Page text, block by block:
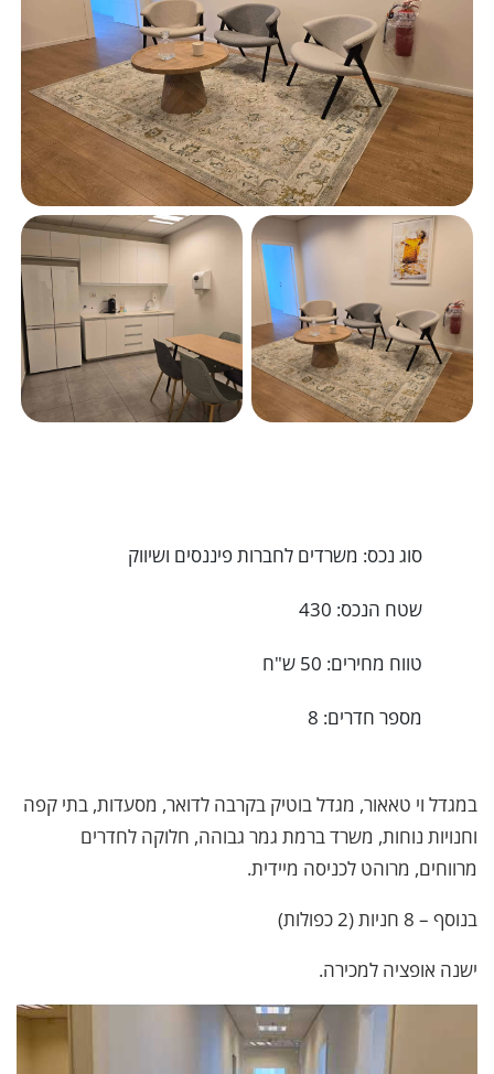
סוג נכס: משרדים לחברות פיננסים ושיווק
שטח הנכס: 430
טווח מחירים: 50 ש"ח
מספר חדרים: 8
במגדל וי טאאור, מגדל בוטיק בקרבה לדואר, מסעדות, בתי קפה
וחנויות נוחות, משרד ברמת גמר גבוהה, חלוקה לחדרים
מרווחים, מרוהט לכניסה מיידית.
בנוסף – 8 חניות (2 כפולות)
ישנה אופציה למכירה.